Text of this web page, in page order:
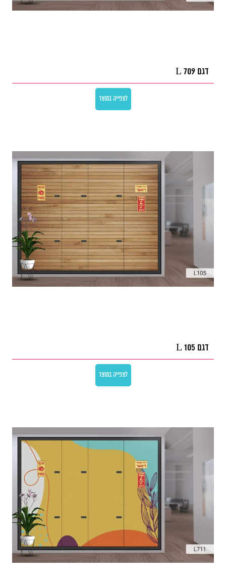
דגם L 709
לצפייה במוצר
דגם L 105
לצפייה במוצר